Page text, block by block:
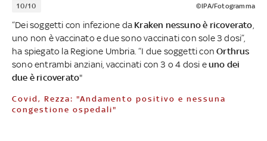
10/10 ©IPA/Fotogramma
“Dei soggetti con infezione da Kraken nessuno è ricoverato
uno non è vaccinato e due sono vaccinati con sole 3 dosi”,
ha spiegato la Regione Umbria. “I due soggetti conOrthrus
sono entrambi anziani, vaccinati con 3 o 4 dosi euno dei
due è ricoverato"
Covid, Rezza: "Andamento positivo e nessuna
congestione ospedali"